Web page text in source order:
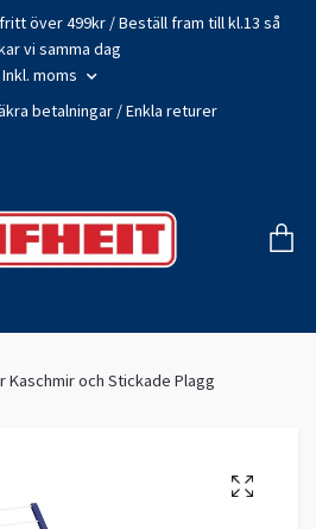
över 499kr / Beställ fram till kl.13 så
vi samma dag
Inkl. moms
betalningar / Enkla returer
Kaschmir och Stickade Plagg